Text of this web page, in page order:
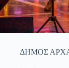
ΔΗΜΟΣ